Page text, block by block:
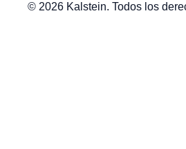
© 2026 Kalstein. Todos los